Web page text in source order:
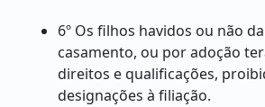
6º Os filhos havidos ou não
casamento, ou por adoção
direitos e qualificações,
designações à filiação.